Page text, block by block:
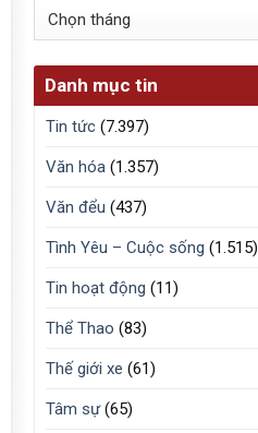
Lưu
Danh mục tin
Tin tức (7.397)
Văn hóa (1.357)
Văn đểu (437)
Tình Yêu – Cuộc sống (1.515)
Tin hoạt động (11)
Thể Thao (83)
Thế giới xe (61)
Tâm sự(65)